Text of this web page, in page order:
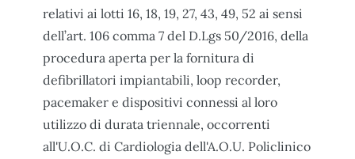
relativi ai lotti 16, 18, 19, 27, 43, 49, 52 ai sensi
dell’art. 106 comma 7 del D.Lgs 50/2016, della
procedura aperta per la fornitura di
defibrillatori impiantabili, loop recorder,
pacemaker e dispositivi connessi al loro
utilizzo di durata triennale, occorrenti
all'U.O.C. di Cardiologia dell'A.O.U. Policlinico